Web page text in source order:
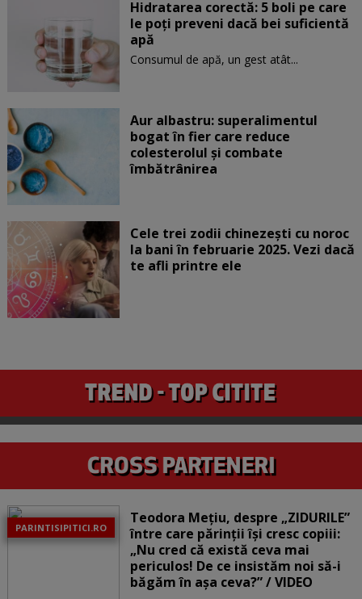
Hidratarea corectă: 5 boli pe care
le poți preveni dacă bei suficientă
apă
Consumul de apă, un gest atât...
Aur albastru: superalimentul
bogat în fier care reduce
colesterolul și combate
îmbătrânirea
Cele trei zodii chinezești cu noroc
la bani în februarie 2025. Vezi dacă
te afli printre ele
PARINTISIPITICI.RO
Teodora Mețiu, despre „ZIDURILE”
între care părinții își cresc copiii:
„Nu cred că există ceva mai
periculos! De ce insistăm noi să-i
băgăm în așa ceva?” / VIDEO